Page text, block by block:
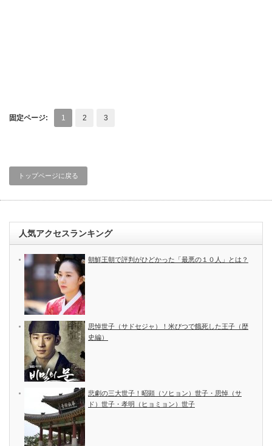
固定ページ: 1 2 3
トップページに戻る
人気アクセスランキング
朝鮮王朝で評判がひどかった「最悪の１０人」とは？
思悼世子（サドセジャ）！米びつで餓死した王子（歴
史編）
悲劇の三大世子！昭顕（ソヒョン）世子・思悼（サ
ド）世子・孝明（ヒョミョン）世子